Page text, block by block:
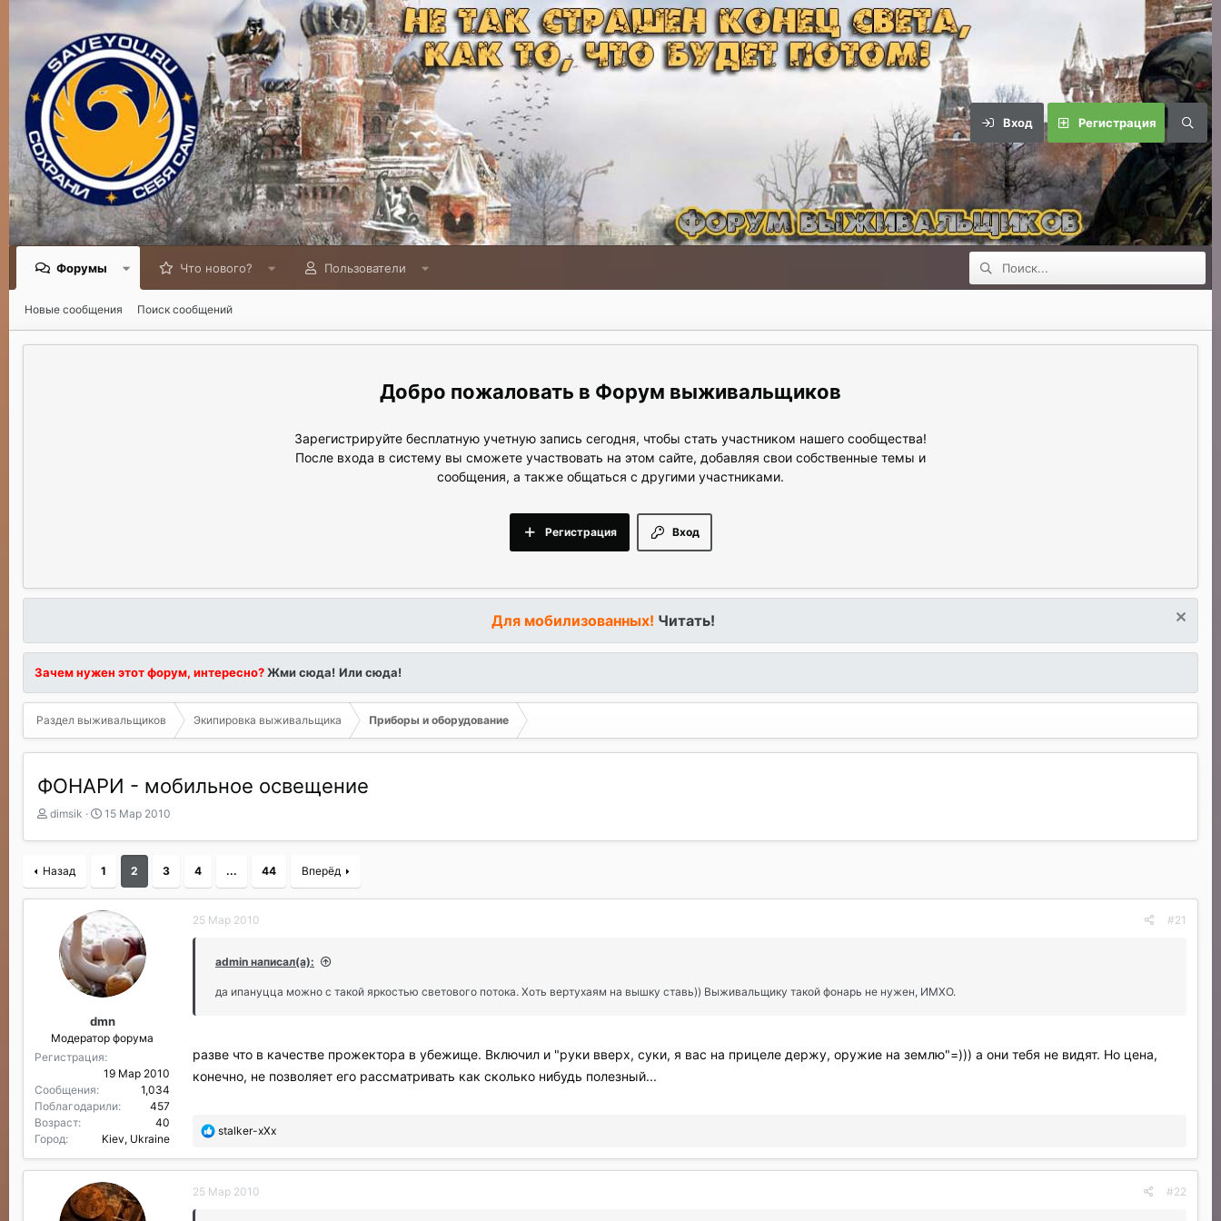
Вход Регистрация
Форумы Что нового? Пользователи
Новые сообщения Поиск сообщений
Форум выживальщиков
Зарегистрируйте бесплатную учетную запись сегодня, чтобы стать участником нашего сообщества!
После входа в систему вы сможете участвовать на этом сайте, добавляя свои собственные темы и
сообщения, а также общаться с другими участниками.
Вход
Регистрация
Для мобилизованных! Читать!
Зачем нужен этот форум, интересно?Жми сюда! Или сюда!
Раздел выживальщиков Экипировка выживальщика Приборы и оборудование
ФОНАРИ - мобильное освещение
А
т
р
dimsik
Д
т
н
ч
а
л
а
15 Мар 2010
Назад 1 2 3 4 ... 44 Вперёд
dmn
Модератор форума
Регистрация
19 Мар 2010
Сообщения
1,034
Поблагодарили
457
Возраст
40
Город
Kiev, Ukraine
25 Мар 2010 #21
admin написал(а):
да ипануцца можно с такой яркостью светового потока. Хоть вертухаям на вышку ставь)) Выживальщику такой фонарь не нужен, ИМХО.
разве что в качестве прожектора в убежище. Включил и "руки вверх, суки, я вас на прицеле держу, оружие на землю"=))) а они тебя не видят. Но цена,
конечно, не позволяет его рассматривать как сколько нибудь полезный...
П
б
а
stalker-xXx
25 Мар 2010 #22